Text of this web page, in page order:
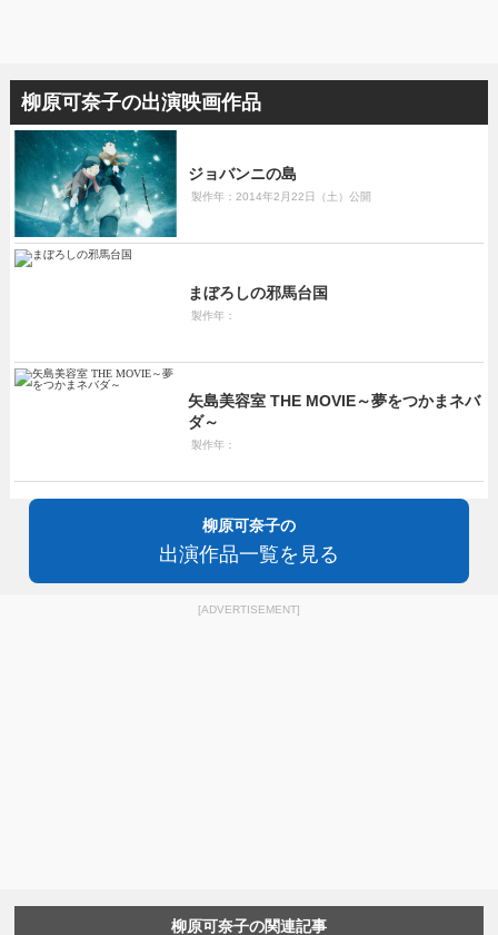
柳原可奈子の出演映画作品
ジョバンニの島
製作年：2014年2月22日（土）公開
まぼろしの邪馬台国
製作年：
矢島美容室 THE MOVIE～夢をつかまネバ
ダ～
製作年：
柳原可奈子の
出演作品一覧を見る
[ADVERTISEMENT]
柳原可奈子の関連記事